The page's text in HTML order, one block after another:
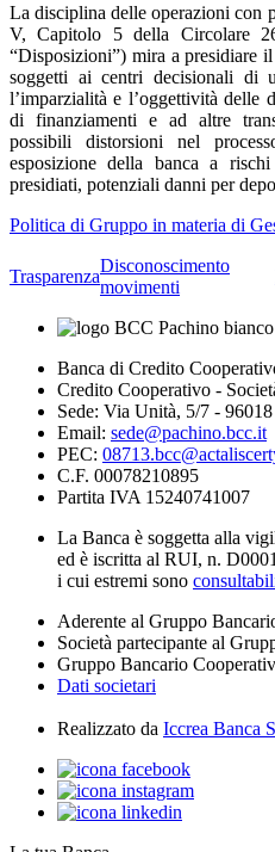
La disciplina delle operazioni con
V, Capitolo 5 della Circolare
“Disposizioni”) mira a presidiare
soggetti ai centri decisionali di
l’imparzialità e l’oggettività delle
di finanziamenti e ad altre
possibili distorsioni nel
esposizione della banca a
presidiati, potenziali danni per
Politica di Gruppo in materia di
Trasparenza
Disconoscimento
movimenti
Banca di Credito
Credito Cooperativo -
Sede: Via Unità, 5/7 -
Email: sede@pachino.bcc.it
PEC:
C.F. 00078210895
Partita IVA 15240741007
La Banca è soggetta alla
ed è iscritta al RUI, n.
i cui estremi sono
Aderente al Gruppo
Società partecipante al
Gruppo Bancario
Dati societari
Realizzato da Iccrea Banca